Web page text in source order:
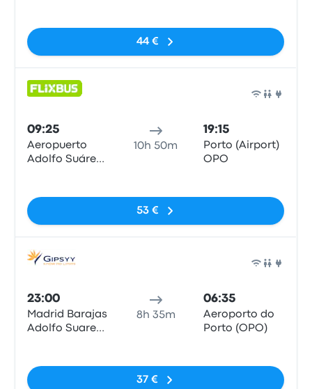
T4
44 €
09:25
Aeropuerto
Adolfo Suárez
T4
10h 50m
19:15
Porto (Airport)
OPO
53 €
23:00
Madrid Barajas
Adolfo Suarez
8h 35m
06:35
Aeroporto do
Porto (OPO)
37 €